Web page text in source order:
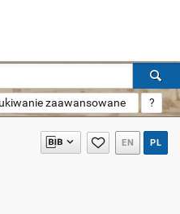
zaawansowane ?
EN PL